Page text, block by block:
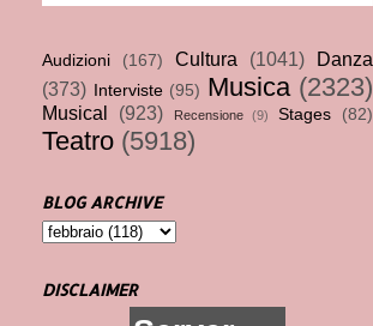
Audizioni (167) Cultura (1041)
Danza
(373)
Interviste (95) Musica (2323)
Musical (923) Recensione (9) Stages (82)
Teatro (5918)
BLOG ARCHIVE
DISCLAIMER